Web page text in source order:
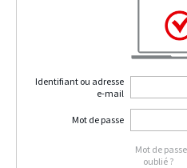
Identifiant ou adresse
e-mail
Mot de passe
Mot de passe
oublié ?